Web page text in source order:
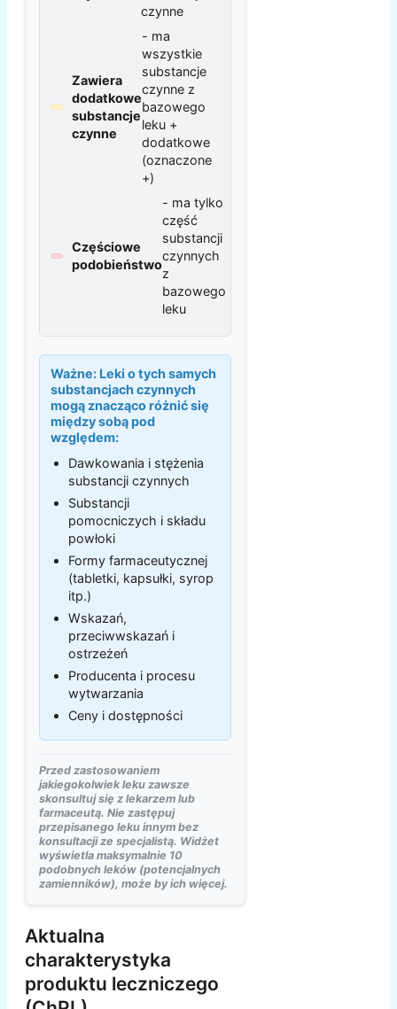
czynne
Zawiera
dodatkowe
substancje
czynne
- ma
wszystkie
substancje
czynne z
bazowego
leku +
dodatkowe
(oznaczone
+)
Częściowe
podobieństwo
- ma tylko
część
substancji
czynnych
z
bazowego
leku
Ważne: Leki o tych samych
substancjach czynnych
mogą znacząco różnić się
między sobą pod
względem:
Dawkowania i stężenia
substancji czynnych
Substancji
pomocniczych i składu
powłoki
Formy farmaceutycznej
(tabletki, kapsułki, syrop
itp.)
Wskazań,
przeciwwskazań i
ostrzeżeń
Producenta i procesu
wytwarzania
Ceny i dostępności
Przed zastosowaniem
jakiegokolwiek leku zawsze
skonsultuj się z lekarzem lub
farmaceutą. Nie zastępuj
przepisanego leku innym bez
konsultacji ze specjalistą. Widżet
wyświetla maksymalnie 10
podobnych leków (potencjalnych
zamienników), może by ich więcej.
Aktualna
charakterystyka
produktu leczniczego